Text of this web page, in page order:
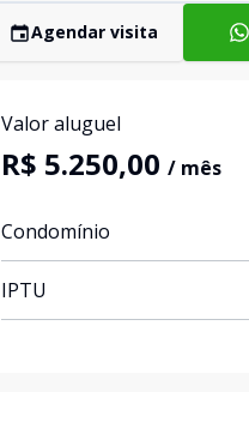
Agendar visita
Valor aluguel
R$ 5.250,00 / mês
Condomínio
IPTU